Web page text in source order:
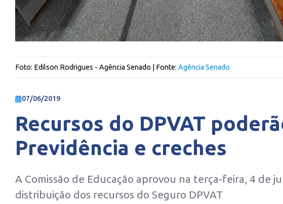
Foto: Edilson Rodrigues - Agência Senado | Fonte: Agência Senado
07/06/2019
Recursos do DPVAT
Previdência e creches
A Comissão de Educação aprovou na terça-feira, 4 de
distribuição dos recursos do Seguro DPVAT